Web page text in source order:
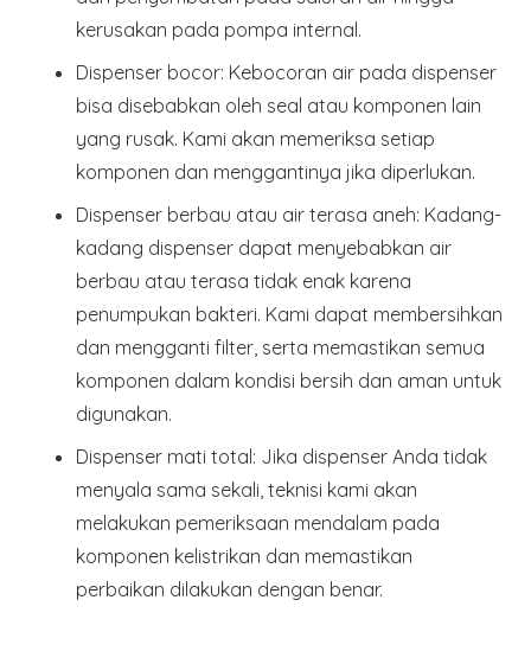
kerusakan pada pompa internal.
Dispenser bocor: Kebocoran air pada dispenser
bisa disebabkan oleh seal atau komponen lain
yang rusak. Kami akan memeriksa setiap
komponen dan menggantinya jika diperlukan.
Dispenser berbau atau air terasa aneh: Kadang-
kadang dispenser dapat menyebabkan air
berbau atau terasa tidak enak karena
penumpukan bakteri. Kami dapat membersihkan
dan mengganti filter, serta memastikan semua
komponen dalam kondisi bersih dan aman untuk
digunakan.
Dispenser mati total: Jika dispenser Anda tidak
menyala sama sekali, teknisi kami akan
melakukan pemeriksaan mendalam pada
komponen kelistrikan dan memastikan
perbaikan dilakukan dengan benar.